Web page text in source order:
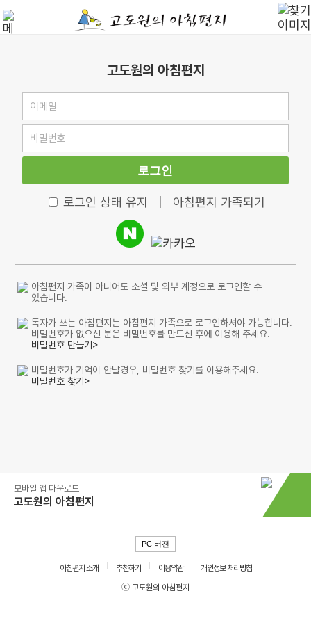
고도원의 아침편지
로그인
로그인 상태 유지 아침편지 가족되기
아침편지 가족이 아니어도 소셜 및 외부 계정으로 로그인할 수
있습니다.
독자가 쓰는 아침편지는 아침편지 가족으로 로그인하셔야 가능합니다.
비밀번호가 없으신 분은 비밀번호를 만드신 후에 이용해 주세요.
비밀번호 만들기>
비밀번호가 기억이 안날경우, 비밀번호 찾기를 이용해주세요.
비밀번호 찾기>
모바일 앱 다운로드
고도원의 아침편지
PC 버전
아침편지 소개 추천하기 이용약관
개인정보 처리방침
ⓒ 고도원의 아침편지